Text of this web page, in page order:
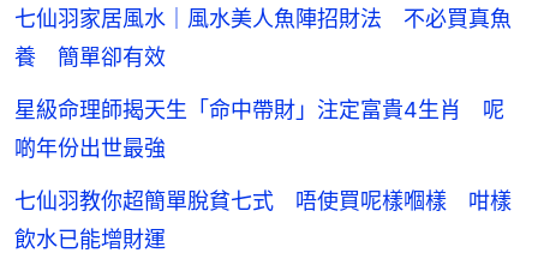
七仙羽家居風水｜風水美人魚陣招財法 不必買真魚
養 簡單卻有效
星級命理師揭天生「命中帶財」注定富貴4生肖 呢
啲年份出世最強
七仙羽教你超簡單脫貧七式 唔使買呢樣嗰樣 咁樣
飲水已能增財運